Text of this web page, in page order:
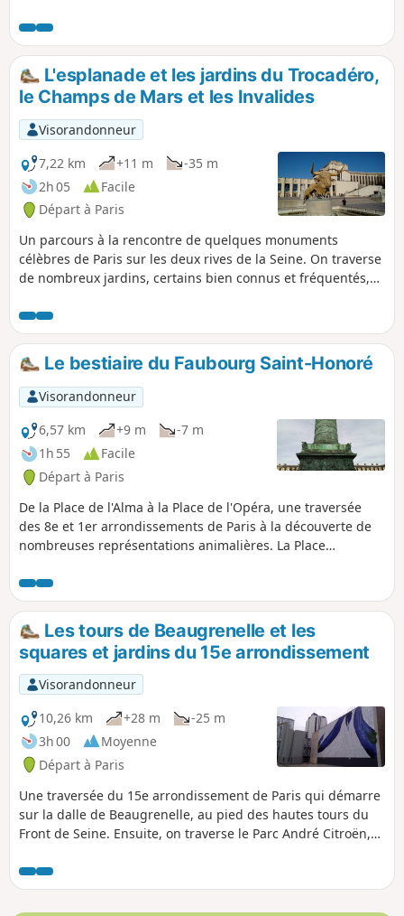
que l'ombre du platane et du marronnier y est
omniprésente mais aussi parce que la ville sait, derrière les
apparences, se faire diverse et surprenante. Dans le
fameux triangle Neuilly-Auteuil-Passy, on rencontre moins
de bistrots, mais plus de bancs ombragés.
L'esplanade et les jardins du Trocadéro,
le Champs de Mars et les Invalides
Visorandonneur
7,22 km
+11 m
-35 m
2h 05
Facile
Départ à Paris
Un parcours à la rencontre de quelques monuments
célèbres de Paris sur les deux rives de la Seine. On traverse
de nombreux jardins, certains bien connus et fréquentés,
Le bestiaire du Faubourg Saint-Honoré
Visorandonneur
6,57 km
+9 m
-7 m
1h 55
Facile
Départ à Paris
De la Place de l'Alma à la Place de l'Opéra, une traversée
des 8e et 1er arrondissements de Paris à la découverte de
nombreuses représentations animalières. La Place
XVIIIe siècle, et sa colonne centrale richement décorée
constituent le point d'orgue de cet itinéraire urbain.
Les tours de Beaugrenelle et les
squares et jardins du 15e arrondissement
Visorandonneur
10,26 km
+28 m
-25 m
3h 00
Moyenne
Départ à Paris
Une traversée du 15e arrondissement de Paris qui démarre
sur la dalle de Beaugrenelle, au pied des hautes tours du
Front de Seine. Ensuite, on traverse le Parc André Citroën,
cet arrondissement. On rend ensuite hommage à Georges
Brassens, dans la rue où il a habité puis dans le grand parc
qui porte son nom. La randonnée s'achève le long de la voie